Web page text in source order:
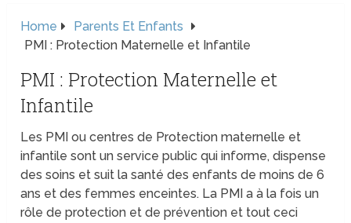
Home
Parents Et Enfants
PMI : Protection Maternelle et Infantile
PMI : Protection Maternelle et
Infantile
Les PMI ou centres de Protection maternelle et
infantile sont un service public qui informe, dispense
des soins et suit la santé des enfants de moins de 6
ans et des femmes enceintes. La PMI a à la fois un
rôle de protection et de prévention et tout ceci